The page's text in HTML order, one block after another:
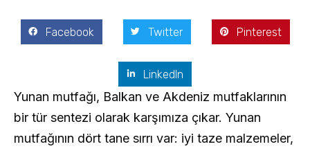
Facebook Twitter Pinterest
LinkedIn
Yunan mutfağı, Balkan ve Akdeniz mutfaklarının
bir tür sentezi olarak karşımıza çıkar. Yunan
mutfağının dört tane sırrı var: iyi taze malzemeler,